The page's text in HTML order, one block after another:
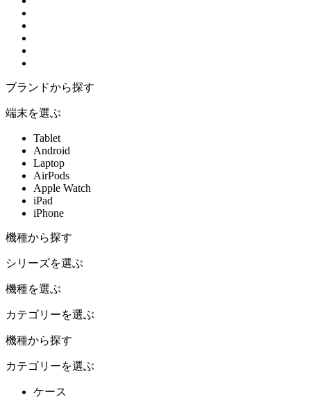
ブランドから探す
端末を選ぶ
Tablet
Android
Laptop
AirPods
Apple Watch
iPad
iPhone
機種から探す
シリーズを選ぶ
機種を選ぶ
カテゴリーを選ぶ
機種から探す
カテゴリーを選ぶ
ケース